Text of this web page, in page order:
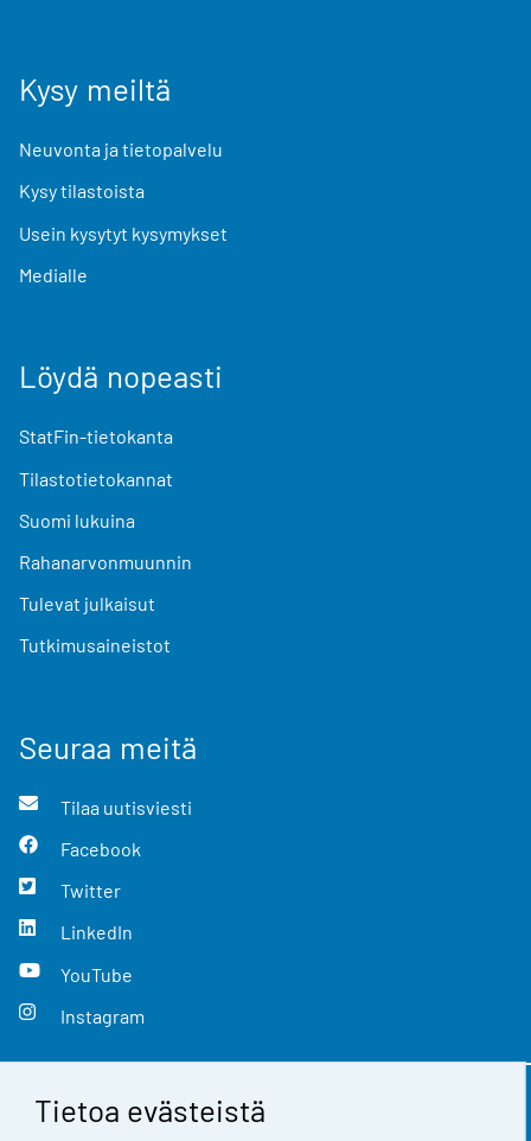
Tietoa evästeistä
Kysy meiltä
Neuvonta ja tietopalvelu
Kysy tilastoista
Usein kysytyt kysymykset
Medialle
Löydä nopeasti
StatFin-tietokanta
Tilastotietokannat
Suomi lukuina
Rahanarvonmuunnin
Tulevat julkaisut
Tutkimusaineistot
Seuraa meitä
Tilaa uutisviesti
Facebook
Twitter
LinkedIn
YouTube
Instagram
Yhteystiedot